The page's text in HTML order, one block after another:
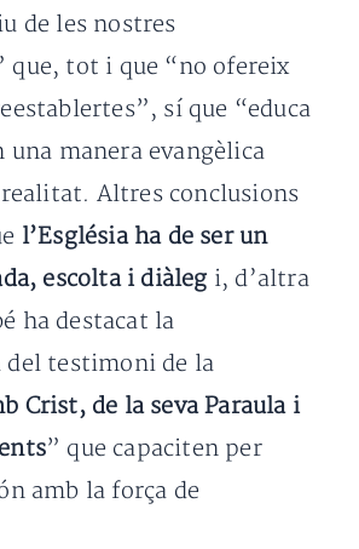
de les nostres
que, tot i que “no ofereix
sí que “educa
una manera evangèlica
Altres conclusions
l’Església ha de ser un
escolta i diàleg i, d’altra
ha destacat la
testimoni de la
Crist, de la seva Paraula i
” que capaciten per
amb la força de